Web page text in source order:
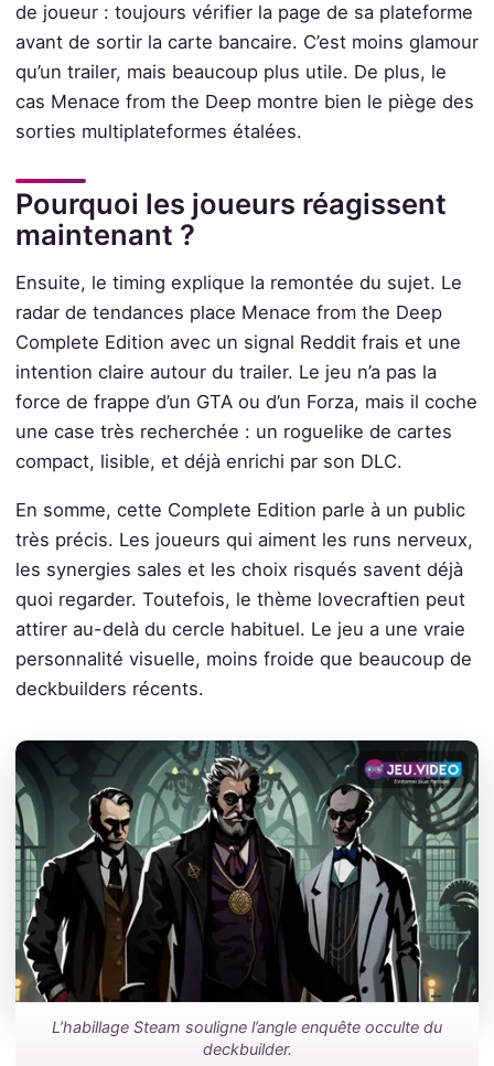
de joueur : toujours vérifier la page de sa plateforme
avant de sortir la carte bancaire. C’est moins glamour
qu’un trailer, mais beaucoup plus utile. De plus, le
cas Menace from the Deep montre bien le piège des
sorties multiplateformes étalées.
Pourquoi les joueurs réagissent
maintenant ?
Ensuite, le timing explique la remontée du sujet. Le
radar de tendances place Menace from the Deep
Complete Edition avec un signal Reddit frais et une
intention claire autour du trailer. Le jeu n’a pas la
force de frappe d’un GTA ou d’un Forza, mais il coche
une case très recherchée : un roguelike de cartes
compact, lisible, et déjà enrichi par son DLC.
En somme, cette Complete Edition parle à un public
très précis. Les joueurs qui aiment les runs nerveux,
les synergies sales et les choix risqués savent déjà
quoi regarder. Toutefois, le thème lovecraftien peut
attirer au-delà du cercle habituel. Le jeu a une vraie
personnalité visuelle, moins froide que beaucoup de
deckbuilders récents.
L’habillage Steam souligne l’angle enquête occulte du
deckbuilder.